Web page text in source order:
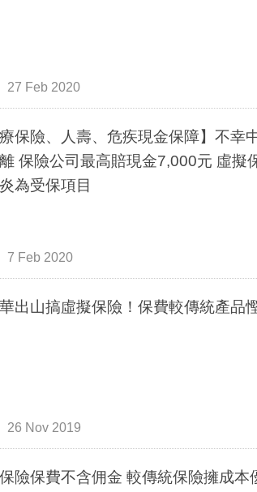
27 Feb 2020
療保險、人壽、危疾現金保障】不幸
保險公司最高賠現金7,000元 虛擬
為受保項目
7 Feb 2020
出山搞虛擬保險！保費較傳統產品
26 Nov 2019
險保費不含佣金 較傳統保險擁成本